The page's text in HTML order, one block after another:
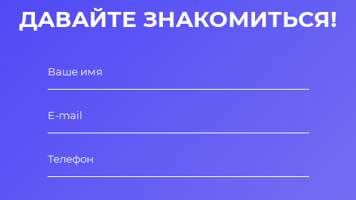
ДАВАЙТЕ ЗНАКОМИТЬСЯ!